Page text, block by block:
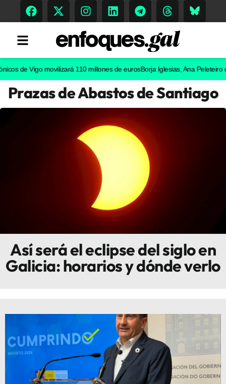
Innova
Vigo movilizará 110 millones de eurosBorja Iglesias, Ana Peleteiro o
Prazas de Abastos de Santiago
Así será el eclipse del siglo en
Galicia: horarios y dónde verlo